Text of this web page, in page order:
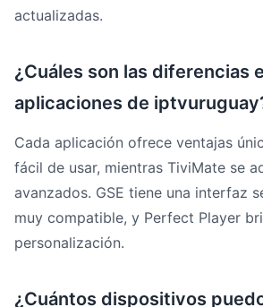
actualizadas.
¿Cuáles son las diferencias
aplicaciones de
Cada aplicación ofrece ventajas
fácil de usar, mientras TiviMate se
avanzados. GSE tiene una interfaz
muy compatible, y Perfect Player
personalización.
¿Cuántos dispositivos